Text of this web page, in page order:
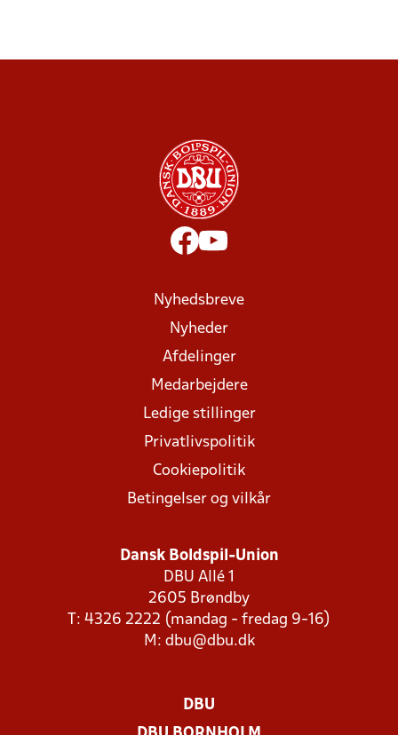
Nyhedsbreve
Nyheder
Afdelinger
Medarbejdere
Ledige stillinger
Privatlivspolitik
Cookiepolitik
Betingelser og vilkår
Dansk Boldspil-Union
DBU Allé 1
2605 Brøndby
T: 4326 2222 (mandag - fredag 9-16)
M: dbu@dbu.dk
DBU